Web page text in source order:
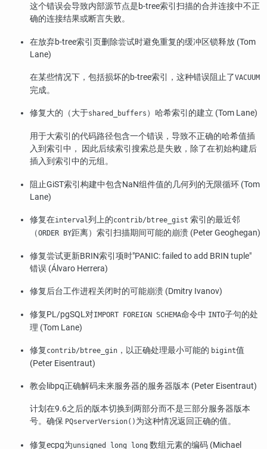
这个错误会导致内部源节点是b-tree索引扫描的合并连接中不正
确的连接结果或断言失败。
在放弃b-tree索引页删除尝试时避免重复的缓冲区锁释放 (Tom
Lane)
在某些情况下，包括损坏的b-tree索引，这种错误阻止了VACUUM
完成。
修复大的（大于shared_buffers ）哈希索引的建立 (Tom Lane)
用于大索引的代码路径包含一个错误，导致不正确的哈希值插
入到索引中， 因此后续索引搜索总是失败，除了在初始构建后
插入到索引中的元组。
阻止GiST索引构建中包含NaN组件值的几何列的无限循环 (Tom
Lane)
修复在interval列上的contrib/btree_gist 索引的最近邻
（ORDER BY距离）索引扫描期间可能的崩溃 (Peter Geoghegan)
修复尝试更新BRIN索引项时"PANIC: failed to add BRIN tuple"
错误 (Álvaro Herrera)
修复后台工作进程关闭时的可能崩溃 (Dmitry Ivanov)
修复PL/pgSQL对IMPORT FOREIGN SCHEMA命令中 INTO子句的处
理 (Tom Lane)
修复 contrib/btree_gin ，以正确处理最小可能的 bigint值
(Peter Eisentraut)
教会libpq正确解码未来服务器的服务器版本 (Peter Eisentraut)
计划在9.6之后的版本切换到两部分而不是三部分服务器版本
号。确保 PQserverVersion() 为这种情况返回正确的值。
修复ecpg为unsigned long long 数组元素的编码 (Michael